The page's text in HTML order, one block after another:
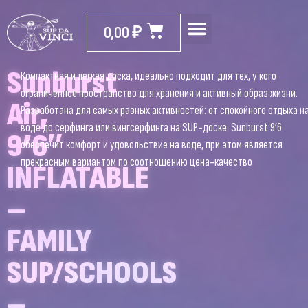
0,00₽
Sunburst
Air,
9’6″
INFLATABLE
–
FAMILY
SUP/SCHOOLS
Компактная и легкая доска, идеально подходит для тех, у кого
ограниченное пространство для хранения и активный образ жизни.
Разработана для самых разных активностей: от спокойного отдыха
воде до серфинга или вингсерфинга на SUP-доске. Sunburst 9’6
обеспечит комфорт и удовольствие на воде, при этом является
прекрасным вариантом по соотношению цена-качество